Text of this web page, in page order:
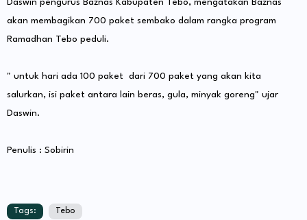
Daswin pengurus Baznas Kabupaten Tebo, mengatakan Baznas
akan membagikan 700 paket sembako dalam rangka program
Ramadhan Tebo peduli.
" untuk hari ada 100 paket dari 700 paket yang akan kita
salurkan, isi paket antara lain beras, gula, minyak goreng" ujar
Daswin.
Penulis : Sobirin
Tags: Tebo